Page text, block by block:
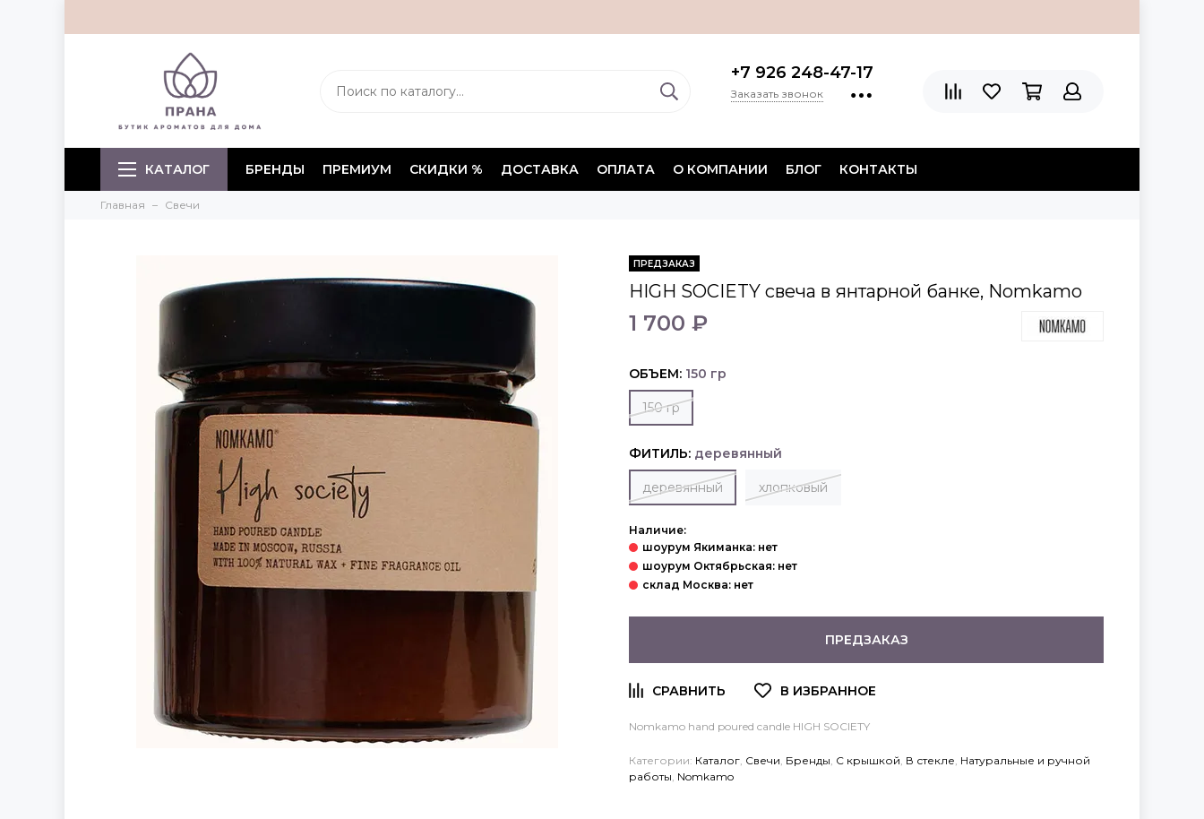
+7 926 248-47-17
Заказать звонок
КАТАЛОГ БРЕНДЫ ПРЕМИУМ СКИДКИ % ДОСТАВКА ОПЛАТА О КОМПАНИИ БЛОГ КОНТАКТЫ
Главная Свечи
ПРЕДЗАКАЗ
HIGH SOCIETY свеча в янтарной банке, Nomkamo
1 700 ₽
ОБЪЕМ: 150 гр
150 гр
ФИТИЛЬ: деревянный
деревянный хлопковый
Наличие:
ПРЕДЗАКАЗ
Nomkamo hand poured candle HIGH SOCIETY
Категории: Каталог Свечи Бренды С крышкой В стекле Натуральные и ручной
работы Nomkamo